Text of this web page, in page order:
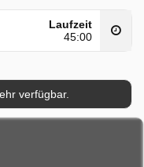
Laufzeit
45:00
verfügbar.